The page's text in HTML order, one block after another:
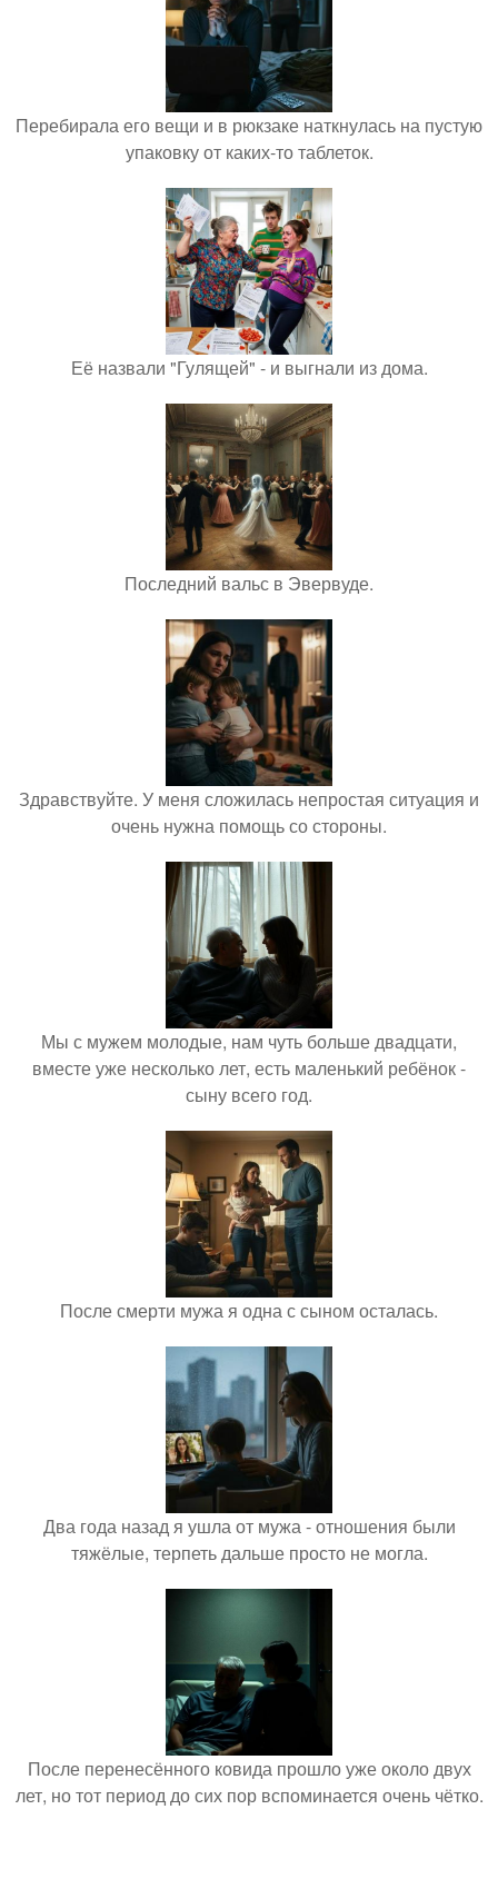
Перебирала его вещи и в рюкзаке наткнулась на пустую
упаковку от каких-то таблеток.
Её назвали "Гулящей" - и выгнали из дома.
Последний вальс в Эвервуде.
Здравствуйте. У меня сложилась непростая ситуация и
очень нужна помощь со стороны.
Мы с мужем молодые, нам чуть больше двадцати,
вместе уже несколько лет, есть маленький ребёнок -
сыну всего год.
После смерти мужа я одна с сыном осталась.
Два года назад я ушла от мужа - отношения были
тяжёлые, терпеть дальше просто не могла.
После перенесённого ковида прошло уже около двух
лет, но тот период до сих пор вспоминается очень чётко.